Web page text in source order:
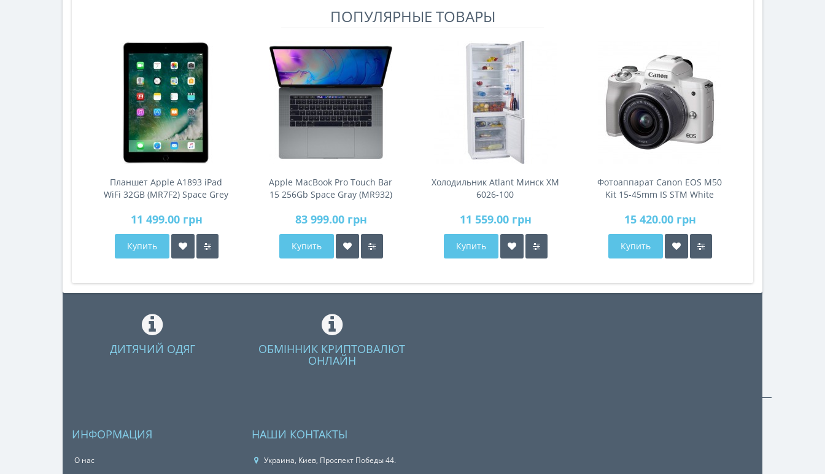
ПОПУЛЯРНЫЕ ТОВАРЫ
Планшет Apple A1893 iPad
WiFi 32GB (MR7F2) Space Grey
11 499.00 грн
Купить
Apple MacBook Pro Touch Bar
15 256Gb Space Gray (MR932)
83 999.00 грн
Купить
Холодильник Atlant Минск ХМ
6026-100
11 559.00 грн
Купить
Фотоаппарат Canon EOS M50
Kit 15-45mm IS STM White
15 420.00 грн
Купить
ДИТЯЧИЙ ОДЯГ ОБМІННИК КРИПТОВАЛЮТ
ОНЛАЙН
ИНФОРМАЦИЯ
О нас
НАШИ КОНТАКТЫ
Украина, Киев, Проспект Победы 44.